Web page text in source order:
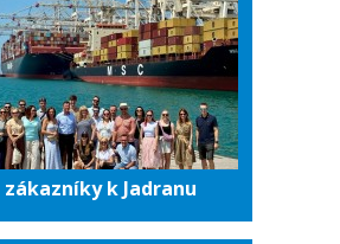
zákazníky k Jadranu